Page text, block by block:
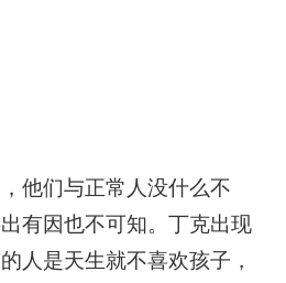
他们与正常人没什么不
有因也不可知。丁克出现
人是天生就不喜欢孩子，